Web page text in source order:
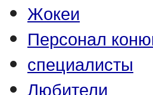
Жокеи
Персонал
специалисты
Любители